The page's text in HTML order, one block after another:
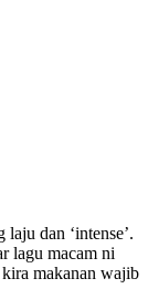
dan ‘intense’.
lagu macam ni
makanan wajib